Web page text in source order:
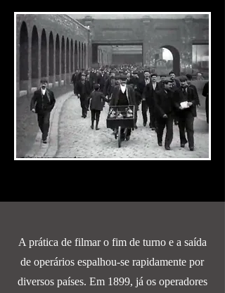
A prática de filmar o fim de turno e a saída
de operários espalhou-se rapidamente por
diversos países. Em 1899, já os operadores